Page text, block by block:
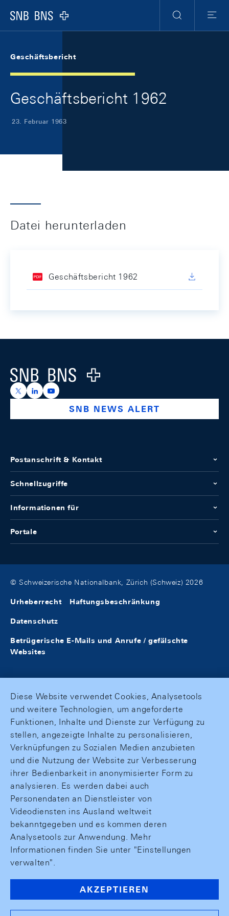
Logo
Suche
Menu
Geschäftsbericht
Geschäftsbericht 1962
23. Februar 1963
Datei herunterladen
Geschäftsbericht 1962
Logo
https://x.com/snb_bns
https://ch.linkedin.com/company/swiss-national-
https://www.youtube.com/@swissnationalbank
SNB NEWS ALERT
Postanschrift & Kontakt
Schnellzugriffe
Informationen für
Portale
© Schweizerische Nationalbank, Zürich (Schweiz) 2026
Urheberrecht Haftungsbeschränkung
Datenschutz
Betrügerische E-Mails und Anrufe / gefälschte
Websites
Diese Website verwendet Cookies, Analysetools
und weitere Technologien, um angeforderte
Funktionen, Inhalte und Dienste zur Verfügung zu
stellen, angezeigte Inhalte zu personalisieren,
Verknüpfungen zu Sozialen Medien anzubieten
und die Nutzung der Website zur Verbesserung
ihrer Bedienbarkeit in anonymisierter Form zu
analysieren. Es werden dabei auch
Personendaten an Dienstleister von
Videodiensten ins Ausland weltweit
bekanntgegeben und es kommen deren
Analysetools zur Anwendung. Mehr
Informationen finden Sie unter "Einstellungen
verwalten".
AKZEPTIEREN